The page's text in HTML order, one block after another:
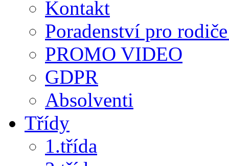
Kontakt
Poradenství pro
PROMO VIDEO
GDPR
Absolventi
Třídy
1.třída